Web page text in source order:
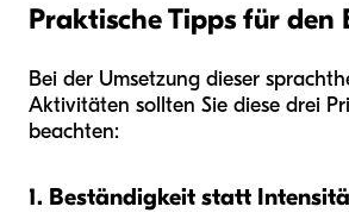
Praktische Tipps für den
Bei der Umsetzung dieser
Aktivitäten sollten Sie diese drei
beachten:
1. Beständigkeit statt